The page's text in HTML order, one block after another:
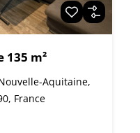
135 m²
Aquitaine,
France